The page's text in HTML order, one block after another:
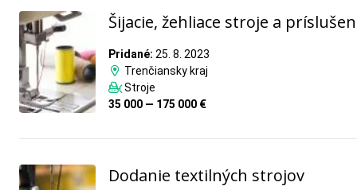
Šijacie, žehliace stroje a
Pridané: 25. 8. 2023
Trenčiansky kraj
Stroje
35 000 — 175 000 €
Dodanie textilných strojov